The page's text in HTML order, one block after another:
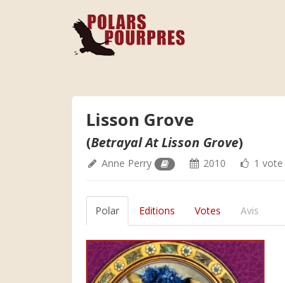
Lisson Grove
(Betrayal At Lisson Grove)
Anne Perry 2010 1 vote
Polar Editions Votes Avis